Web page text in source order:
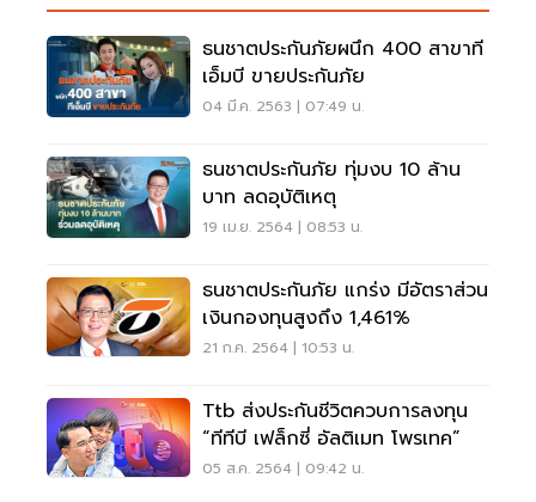
ธนชาตประกันภัยผนึก 400 สาขาที
เอ็มบี ขายประกันภัย
04 มี.ค. 2563 | 07:49 น.
ธนชาตประกันภัย ทุ่มงบ 10 ล้าน
บาท ลดอุบัติเหตุ
19 เม.ย. 2564 | 08:53 น.
ธนชาตประกันภัย แกร่ง มีอัตราส่วน
เงินกองทุนสูงถึง 1,461%
21 ก.ค. 2564 | 10:53 น.
Ttb ส่งประกันชีวิตควบการลงทุน
“ทีทีบี เฟล็กซี่ อัลติเมท โพรเทค”
05 ส.ค. 2564 | 09:42 น.